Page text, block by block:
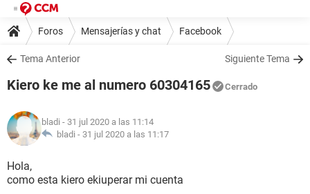
Foros Mensajerías y chat Facebook
Tema Anterior Siguiente Tema
Kiero ke me al numero 60304165 Cerrado
bladi - 31 jul 2020 a las 11:14
bladi - 31 jul 2020 a las 11:17
Hola,
como esta kiero ekiuperar mi cuenta